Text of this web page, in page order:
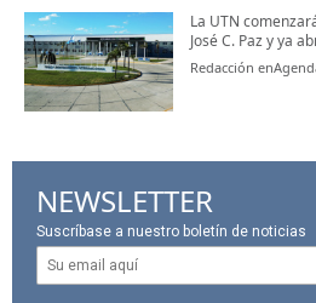
La UTN
José C. Paz y ya
Redacción
NEWSLETTER
Suscríbase a nuestro boletín de noticias